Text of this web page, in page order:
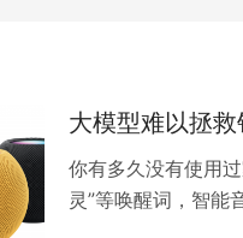
大模型难以拯救
你有多久没有使用
灵”等唤醒词，智能